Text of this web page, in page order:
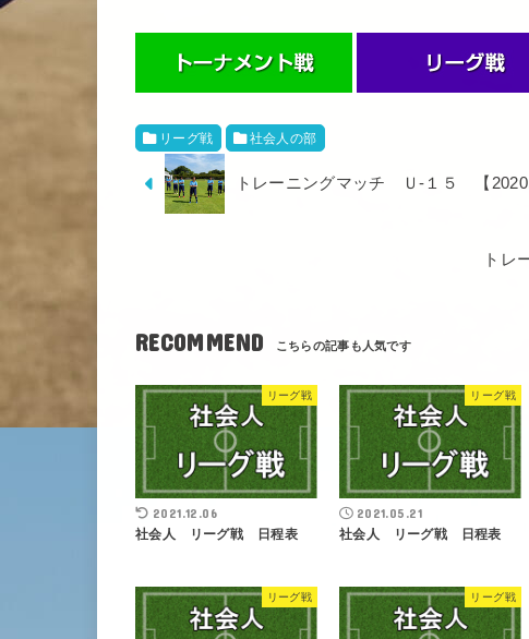
リーグ戦 社会人の部
トレーニングマッチ Ｕ-１５ 【
トレ
RECOMMEND
リーグ戦
2021.12.06
社会人 リーグ戦 日程表
リーグ戦
2021.05.21
社会人 リーグ戦 日程表
リーグ戦 リーグ戦